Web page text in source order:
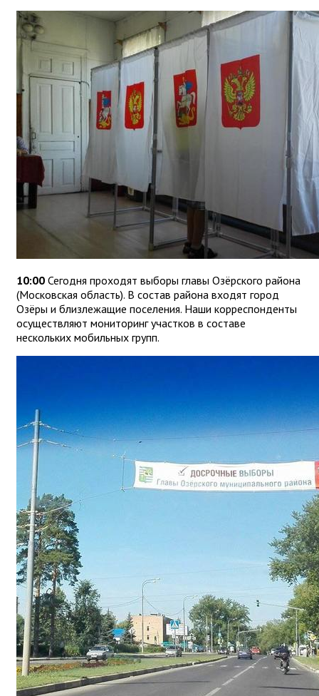
10:00 Сегодня проходят выборы главы Озёрского района
(Московская область). В состав района входят город
Озёры и близлежащие поселения. Наши корреспонденты
осуществляют мониторинг участков в составе
нескольких мобильных групп.